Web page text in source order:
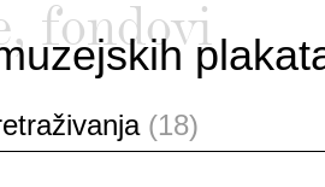
fondovi
(18)